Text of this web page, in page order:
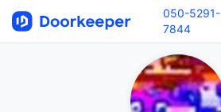
050-5291-
7844